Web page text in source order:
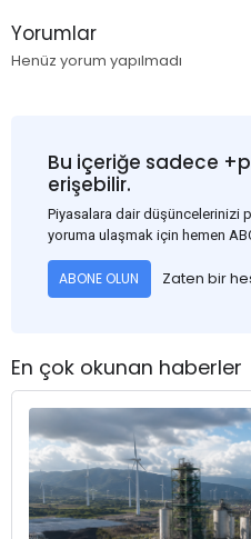
Yorumlar
Henüz yorum yapılmadı
Bu içeriğe sadece
erişebilir.
Piyasalara dair düşüncelerinizi
yoruma ulaşmak için hemen
ABONE OLUN Zaten bir
En çok okunan haberler